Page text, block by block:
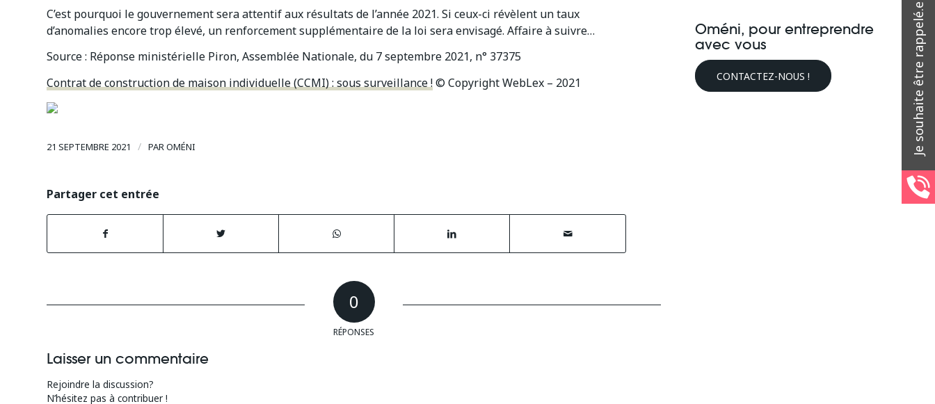
C’est pourquoi le gouvernement sera attentif aux résultats de l’année 2021. Si ceux-ci révèlent un taux
d’anomalies encore trop élevé, un renforcement supplémentaire de la loi sera envisagé. Affaire à suivre…
Source : Réponse ministérielle Piron, Assemblée Nationale, du 7 septembre 2021, n° 37375
Contrat de construction de maison individuelle (CCMI) : sous surveillance !© Copyright WebLex – 2021
21 SEPTEMBRE 2021 / PAROMÉNI
Partager cet entrée
0
RÉPONSES
Laisser un commentaire
Rejoindre la discussion?
N’hésitez pas à contribuer !
Oméni, pour entreprendre
avec vous
CONTACTEZ-NOUS !